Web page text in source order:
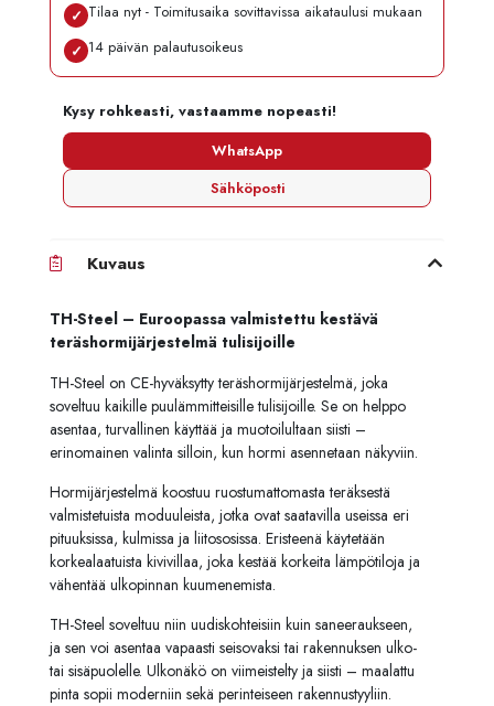
✓ Tilaa nyt - Toimitusaika sovittavissa aikataulusi mukaan
✓ 14 päivän palautusoikeus
Kysy rohkeasti, vastaamme nopeasti!
WhatsApp
Sähköposti
Kuvaus
TH-Steel – Euroopassa valmistettu kestävä
teräshormijärjestelmä tulisijoille
TH-Steel on CE-hyväksytty teräshormijärjestelmä, joka
soveltuu kaikille puulämmitteisille tulisijoille. Se on helppo
asentaa, turvallinen käyttää ja muotoilultaan siisti –
erinomainen valinta silloin, kun hormi asennetaan näkyviin.
Hormijärjestelmä koostuu ruostumattomasta teräksestä
valmistetuista moduuleista, jotka ovat saatavilla useissa eri
pituuksissa, kulmissa ja liitososissa. Eristeenä käytetään
korkealaatuista kivivillaa, joka kestää korkeita lämpötiloja ja
vähentää ulkopinnan kuumenemista.
TH-Steel soveltuu niin uudiskohteisiin kuin saneeraukseen,
ja sen voi asentaa vapaasti seisovaksi tai rakennuksen ulko-
tai sisäpuolelle. Ulkonäkö on viimeistelty ja siisti – maalattu
pinta sopii moderniin sekä perinteiseen rakennustyyliin.